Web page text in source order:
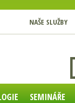
NAŠE SLUŽBY
SEMINÁŘE